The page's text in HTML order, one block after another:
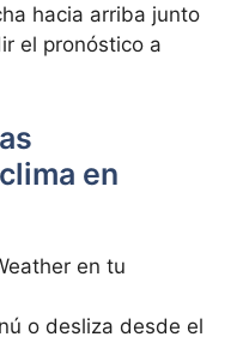
hacia arriba junto
el pronóstico a
en
en tu
o desliza desde el